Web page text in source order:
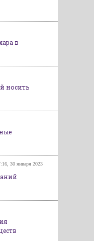
в
носить
30 января 2023